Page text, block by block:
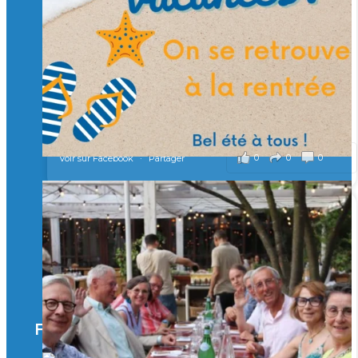
Merci à tous !
🎯 Taxe d’apprentissage 2026 : avec l'Isep, investissez pour
un numérique au service de l'humain !
À l’Isep, nous formons des ingénieurs, des bachelors, des
Mastères Spécialisés, qui allient excellence technologique et
valeurs humaines, au cœur de notre pro
...Voir plus
il y a 2 mois
0 0 0
Voir sur Facebook · Partager
🚀Afterwork à Genève 🚀
🥳 Le 22 avril dernier, 14 Alumni vivant / travaillant
en Suisse ont partagé un moment convivial de
retrouvailles et d'échanges !
Merci à tous pour votre présence et à Alexandre
CHEA pour l'organisation !
il y a 3 mois
Facebook